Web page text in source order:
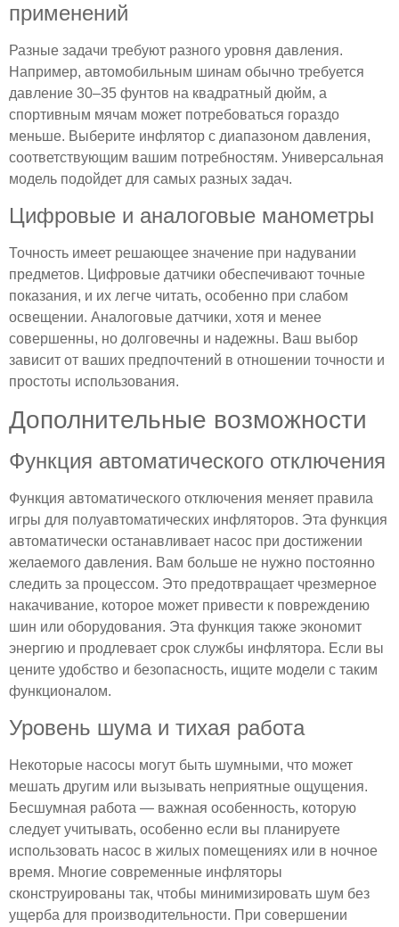
применений
Разные задачи требуют разного уровня давления.
Например, автомобильным шинам обычно требуется
давление 30–35 фунтов на квадратный дюйм, а
спортивным мячам может потребоваться гораздо
меньше. Выберите инфлятор с диапазоном давления,
соответствующим вашим потребностям. Универсальная
модель подойдет для самых разных задач.
Цифровые и аналоговые манометры
Точность имеет решающее значение при надувании
предметов. Цифровые датчики обеспечивают точные
показания, и их легче читать, особенно при слабом
освещении. Аналоговые датчики, хотя и менее
совершенны, но долговечны и надежны. Ваш выбор
зависит от ваших предпочтений в отношении точности и
простоты использования.
Дополнительные возможности
Функция автоматического отключения
Функция автоматического отключения меняет правила
игры для полуавтоматических инфляторов. Эта функция
автоматически останавливает насос при достижении
желаемого давления. Вам больше не нужно постоянно
следить за процессом. Это предотвращает чрезмерное
накачивание, которое может привести к повреждению
шин или оборудования. Эта функция также экономит
энергию и продлевает срок службы инфлятора. Если вы
цените удобство и безопасность, ищите модели с таким
функционалом.
Уровень шума и тихая работа
Некоторые насосы могут быть шумными, что может
мешать другим или вызывать неприятные ощущения.
Бесшумная работа — важная особенность, которую
следует учитывать, особенно если вы планируете
использовать насос в жилых помещениях или в ночное
время. Многие современные инфляторы
сконструированы так, чтобы минимизировать шум без
ущерба для производительности. При совершении